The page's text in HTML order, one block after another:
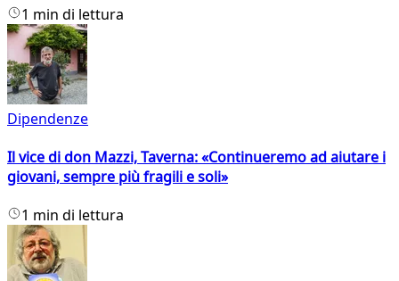
1 min di lettura
Dipendenze
Il vice di don Mazzi, Taverna: «Continueremo ad aiutare i
giovani, sempre più fragili e soli»
1 min di lettura